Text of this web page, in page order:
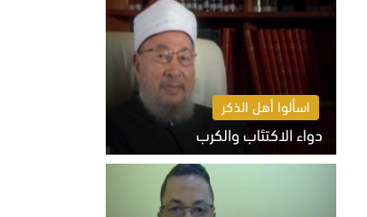
اسألوا أهل الذكر
دواء الاكتئاب والكرب
السبت 8 أغسطس 2026 10:54 ص